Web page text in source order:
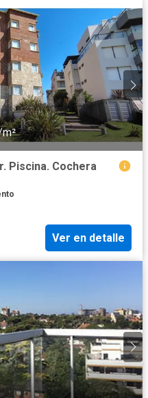
Piscina. Cochera
Ver en detalle